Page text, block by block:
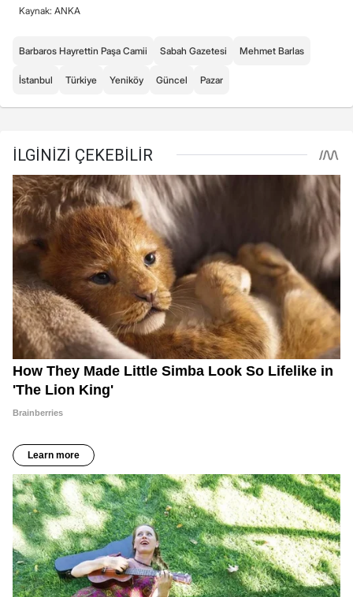
Kaynak: ANKA
Barbaros Hayrettin Paşa Camii Sabah Gazetesi Mehmet Barlas
İstanbul Türkiye Yeniköy Güncel Pazar